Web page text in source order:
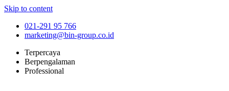
Skip to content
021-291 95 766
marketing@bin-group.co.id
Terpercaya
Berpengalaman
Professional